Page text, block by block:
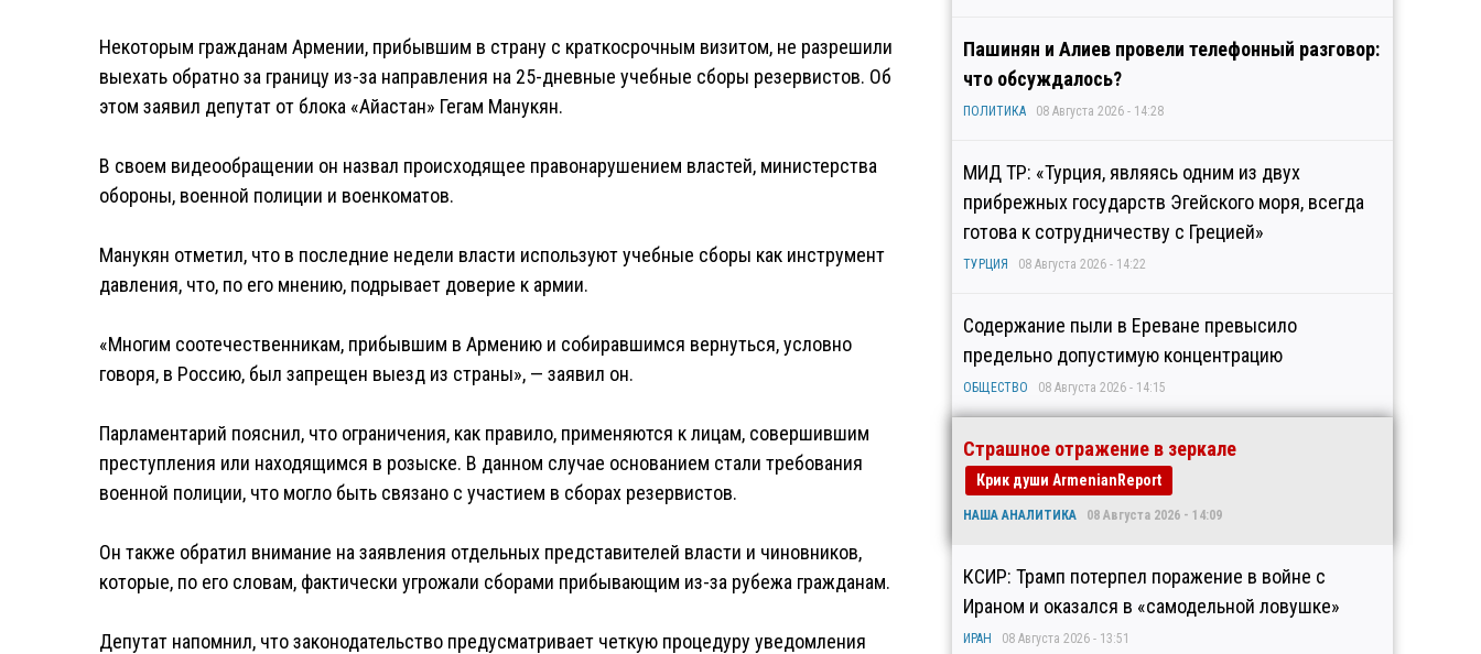
Некоторым гражданам Армении, прибывшим в страну с краткосрочным визитом, не разрешили
выехать обратно за границу из-за направления на 25-дневные учебные сборы резервистов. Об
этом заявил депутат от блока «Айастан» Гегам Манукян.
В своем видеообращении он назвал происходящее правонарушением властей, министерства
обороны, военной полиции и военкоматов.
Манукян отметил, что в последние недели власти используют учебные сборы как инструмент
давления, что, по его мнению, подрывает доверие к армии.
«Многим соотечественникам, прибывшим в Армению и собиравшимся вернуться, условно
говоря, в Россию, был запрещен выезд из страны», — заявил он.
Парламентарий пояснил, что ограничения, как правило, применяются к лицам, совершившим
преступления или находящимся в розыске. В данном случае основанием стали требования
военной полиции, что могло быть связано с участием в сборах резервистов.
Он также обратил внимание на заявления отдельных представителей власти и чиновников,
которые, по его словам, фактически угрожали сборами прибывающим из-за рубежа гражданам.
Депутат напомнил, что законодательство предусматривает четкую процедуру уведомления
Пашинян и Алиев провели телефонный разговор:
что обсуждалось?
ПОЛИТИКА 08 Августа 2026 - 14:28
МИД ТР: «Турция, являясь одним из двух
прибрежных государств Эгейского моря, всегда
готова к сотрудничеству с Грецией»
ТУРЦИЯ 08 Августа 2026 - 14:22
Содержание пыли в Ереване превысило
предельно допустимую концентрацию
ОБЩЕСТВО 08 Августа 2026 - 14:15
Страшное отражение в зеркале
Крик души ArmenianReport
НАША АНАЛИТИКА 08 Августа 2026 - 14:09
КСИР: Трамп потерпел поражение в войне с
Ираном и оказался в «самодельной ловушке»
ИРАН 08 Августа 2026 - 13:51